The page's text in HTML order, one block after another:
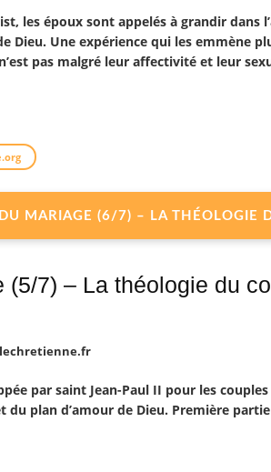
les époux sont appelés à grandir dans
Dieu. Une expérience qui les emmène
pas malgré leur affectivité et leur
MARIAGE (6/7) – LA THÉOLOGIE
(5/7) – La théologie du
par saint Jean-Paul II pour les
plan d’amour de Dieu. Première partie